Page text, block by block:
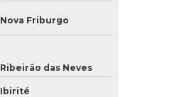
Nova Friburgo
Ribeirão das Neves
Ibirité